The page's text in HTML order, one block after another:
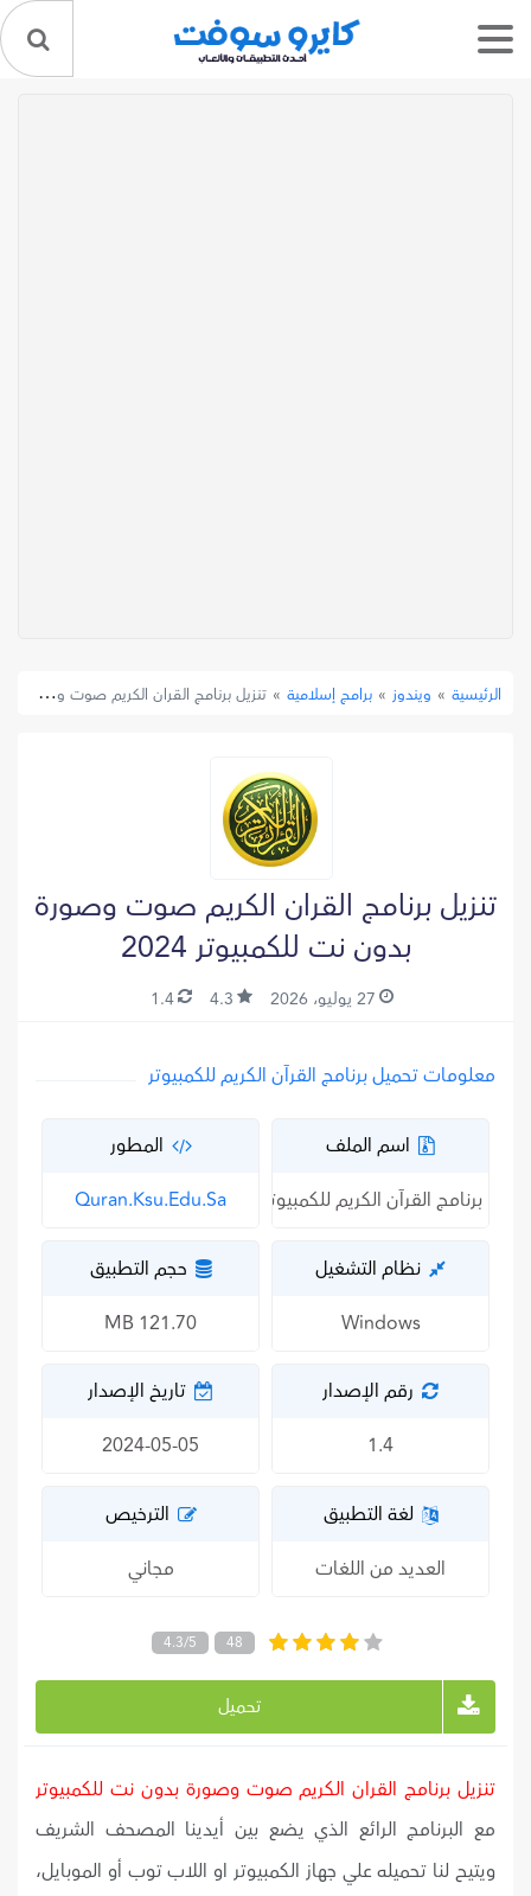
الرئيسية » ويندوز » برامج إسلامية » تنزيل برنامج القران الكريم صوت وصورة بدون نت للكمبيوتر 2024
تنزيل برنامج القران الكريم صوت وصورة
بدون نت للكمبيوتر 2024
27 يوليو، 2026 4.3
1.4
معلومات تحميل برنامج القرآن الكريم للكمبيوتر
اسم الملف
برنامج القرآن الكريم للكمبيوتر
المطور
Quran.ksu.edu.sa
نظام التشغيل
Windows
حجم التطبيق
121.70 MB
رقم الإصدار
1.4
تاريخ الإصدار
2024-05-05
لغة التطبيق
العديد من اللغات
الترخيص
مجاني
4.3/5 48
تحميل
تنزيل برنامج القران الكريم صوت وصورة بدون نت للكمبيوتر
مع البرنامج الرائع الذي يضع بين أيدينا المصحف الشريف
ويتيح لنا تحميله علي جهاز الكمبيوتر او اللاب توب أو الموبايل،